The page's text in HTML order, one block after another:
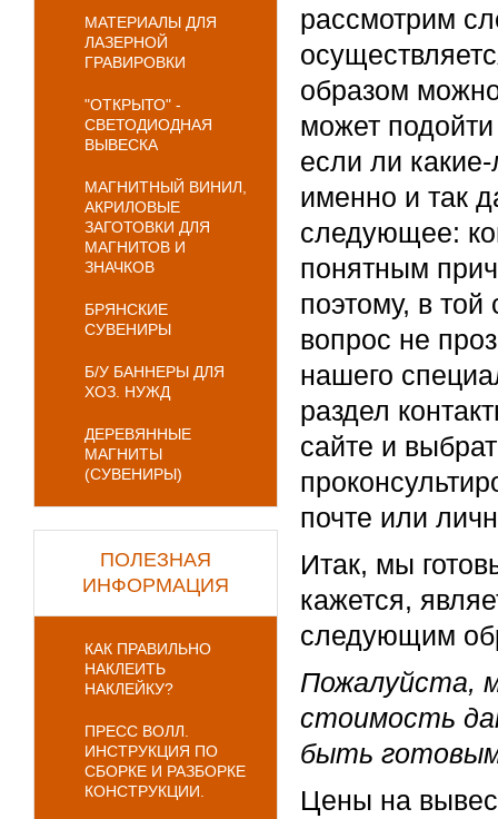
МАТЕРИАЛЫ ДЛЯ
ЛАЗЕРНОЙ
ГРАВИРОВКИ
"ОТКРЫТО" -
СВЕТОДИОДНАЯ
ВЫВЕСКА
МАГНИТНЫЙ ВИНИЛ,
АКРИЛОВЫЕ
ЗАГОТОВКИ ДЛЯ
МАГНИТОВ И
ЗНАЧКОВ
БРЯНСКИЕ
СУВЕНИРЫ
Б/У БАННЕРЫ ДЛЯ
ХОЗ. НУЖД
ДЕРЕВЯННЫЕ
МАГНИТЫ
(СУВЕНИРЫ)
ПОЛЕЗНАЯ
ИНФОРМАЦИЯ
КАК ПРАВИЛЬНО
НАКЛЕИТЬ
НАКЛЕЙКУ?
ПРЕСС ВОЛЛ.
ИНСТРУКЦИЯ ПО
СБОРКЕ И РАЗБОРКЕ
КОНСТРУКЦИИ.
рассмотрим
образом
может
если ли
именно и так
следующее:
понятным
поэтому, в
вопрос не
нашего
раздел
сайте и
почте или
Итак, мы
кажется,
следующим
Пожалуйста,
стоимость
быть
Цены на